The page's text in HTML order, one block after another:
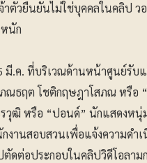
าตัวยืนยันไม่ใช่บุคคลในคลิป
นัก
มี.ค. ที่บริเวณด้านหน้าศูนย์รับ
ณธฤต โชติกฤษฎาโสภณ หรือ
ฒิ หรือ “ปอนด์” นักแสดงหนุ่
งานสอบสวนเพื่อแจ้งความดำ
ดต่อประกอบในคลิปวิดีโอลา